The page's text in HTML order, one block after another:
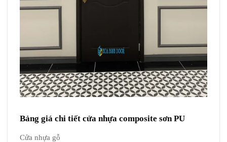
Bảng giá chi tiết cửa nhựa composite sơn PU
Cửa nhựa gỗ